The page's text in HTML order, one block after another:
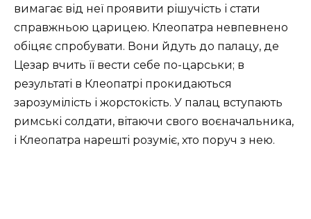
вимагає від неї проявити рішучість і стати
справжньою царицею. Клеопатра невпевнено
обіцяє спробувати. Вони йдуть до палацу, де
Цезар вчить її вести себе по-царськи; в
результаті в Клеопатрі прокидаються
зарозумілість і жорстокість. У палац вступають
римські солдати, вітаючи свого воєначальника,
і Клеопатра нарешті розуміє, хто поруч з нею.